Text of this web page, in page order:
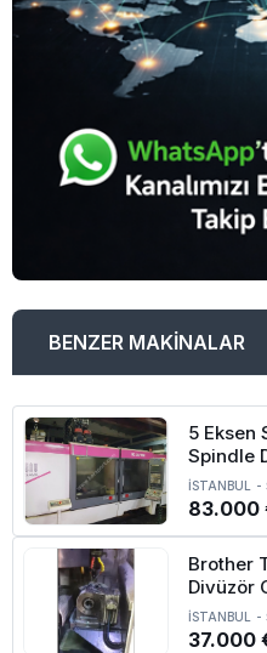
BENZER MAKİNALAR
5 Eksen
Spindle
İSTANBUL -
83.000
Brother
Divüzör
İSTANBUL -
37.000